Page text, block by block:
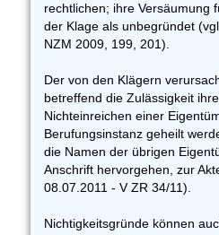
rechtlichen; ihre Versäumung
der Klage als unbegründet
NZM 2009, 199, 201).
Der von den Klägern
betreffend die Zulässigkeit
Nichteinreichen einer
Berufungsinstanz geheilt
die Namen der übrigen
Anschrift hervorgehen, zur
08.07.2011 - V ZR 34/11).
Nichtigkeitsgründe können